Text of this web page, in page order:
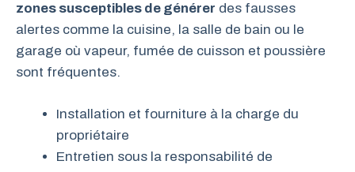
zones susceptibles de générer des fausses
alertes comme la cuisine, la salle de bain ou le
garage où vapeur, fumée de cuisson et poussière
sont fréquentes.
Installation et fourniture à la charge du
propriétaire
Entretien sous la responsabilité de